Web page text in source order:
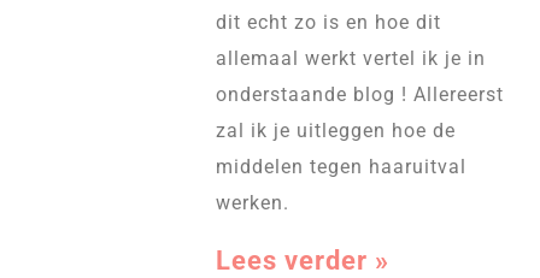
dit echt zo is en hoe dit
allemaal werkt vertel ik je in
onderstaande blog ! Allereerst
zal ik je uitleggen hoe de
middelen tegen haaruitval
werken.
Lees verder »